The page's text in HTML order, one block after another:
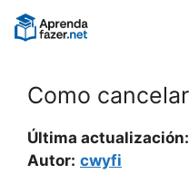
Pular
para
Como
Última actualización:
Autor: cwyfi